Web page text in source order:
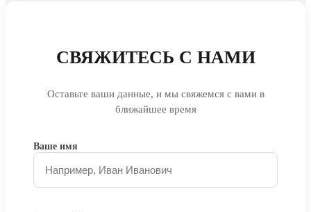
СВЯЖИТЕСЬ С НАМИ
Оставьте ваши данные, и мы свяжемся с вами в
ближайшее время
Ваше имя